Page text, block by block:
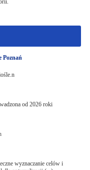
Poznań
od 2026 roki
wyznaczanie celów i